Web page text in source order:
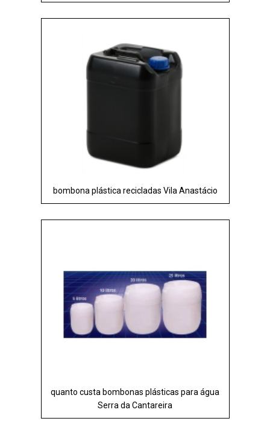
bombona plástica recicladas Vila Anastácio
quanto custa bombonas plásticas para água
Serra da Cantareira